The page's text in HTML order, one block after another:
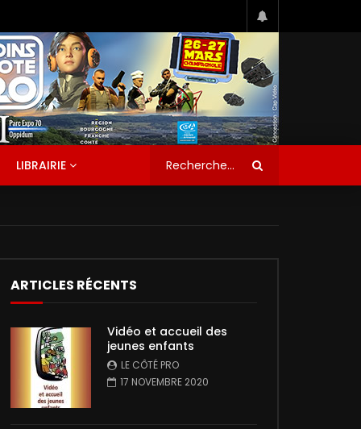
LIBRAIRIE
ARTICLES RÉCENTS
Vidéo et accueil des
jeunes enfants
LE CÔTÉ PRO
17 NOVEMBRE 2020